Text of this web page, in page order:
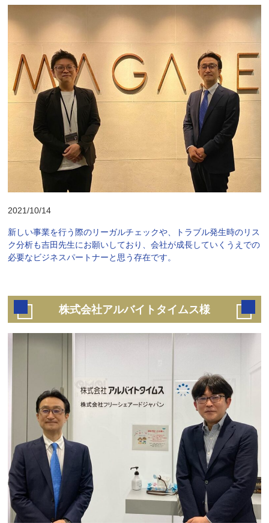
2021/10/14
新しい事業を行う際のリーガルチェックや、トラブル発生時のリス
ク分析も吉田先生にお願いしており、会社が成長していくうえでの
必要なビジネスパートナーと思う存在です。
株式会社アルバイトタイムス様